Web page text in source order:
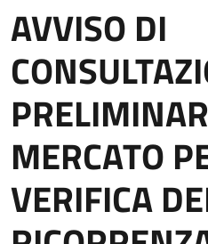
AVVISO DI
MERCATO
VERIFICA